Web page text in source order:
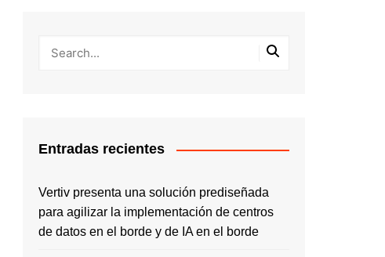
Entradas recientes
Vertiv presenta una solución prediseñada
para agilizar la implementación de centros
de datos en el borde y de IA en el borde